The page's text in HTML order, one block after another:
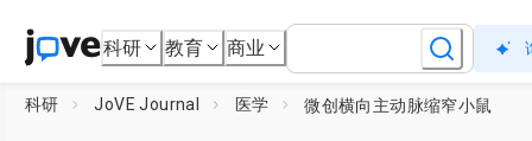
科研 教育 商业
科研 JoVE Journal 医学 微创横向主动脉缩窄小鼠